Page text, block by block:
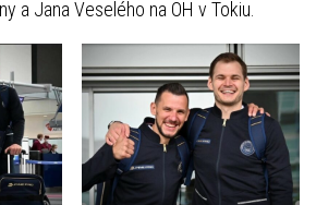
a Jana Veselého na OH v Tokiu.